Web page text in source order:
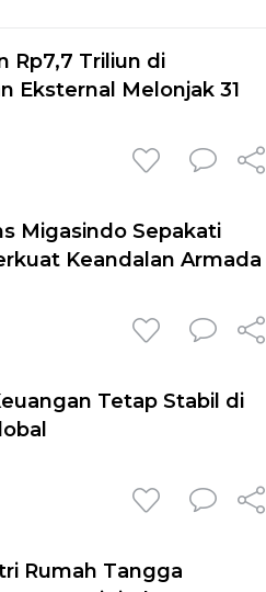
Rp7,7 Triliun di
Eksternal Melonjak 31
Migasindo Sepakati
Keandalan Armada
Tetap Stabil di
Rumah Tangga